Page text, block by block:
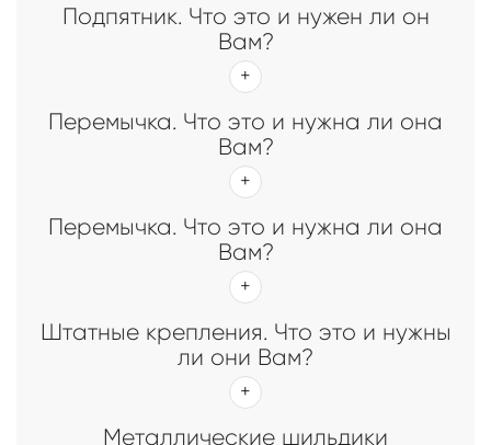
Подпятник. Что это и нужен ли он
Вам?
Перемычка. Что это и нужна ли она
Вам?
Перемычка. Что это и нужна ли она
Вам?
Штатные крепления. Что это и нужны
ли они Вам?
Металлические шильдики